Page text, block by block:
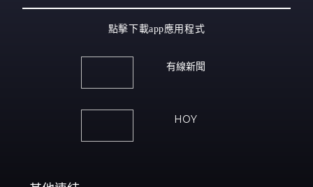
點擊下載app應用程式
有線新聞
HOY